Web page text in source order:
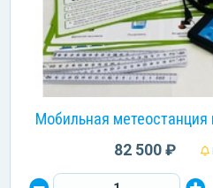
Мобильная метеостанция
82 500 ₽